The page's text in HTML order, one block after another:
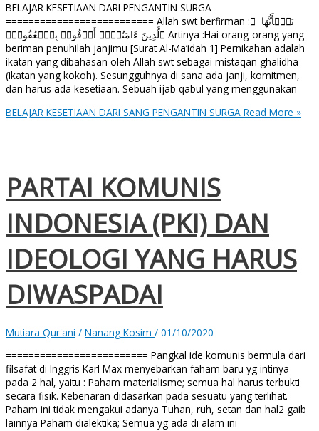
BELAJAR KESETIAAN DARI PENGANTIN SURGA
========================== Allah swt berfirman : ِ یَـٰۤأَیُّهَا
ٱلَّذِینَ ءَامَنُوۤا۟ أَوۡفُوا۟ بِٱلۡعُقُودِۚ Artinya :Hai orang-orang yang
beriman penuhilah janjimu [Surat Al-Ma’idah 1] Pernikahan adalah
ikatan yang dibahasan oleh Allah swt sebagai mistaqan ghalidha
(ikatan yang kokoh). Sesungguhnya di sana ada janji, komitmen,
dan harus ada kesetiaan. Sebuah ijab qabul yang menggunakan
BELAJAR KESETIAAN DARI SANG PENGANTIN SURGA Read More »
PARTAI KOMUNIS
INDONESIA (PKI) DAN
IDEOLOGI YANG HARUS
DIWASPADAI
Mutiara Qur'ani / Nanang Kosim / 01/10/2020
========================= Pangkal ide komunis bermula dari
filsafat di Inggris Karl Max menyebarkan faham baru yg intinya
pada 2 hal, yaitu : Paham materialisme; semua hal harus terbukti
secara fisik. Kebenaran didasarkan pada sesuatu yang terlihat.
Paham ini tidak mengakui adanya Tuhan, ruh, setan dan hal2 gaib
lainnya Paham dialektika; Semua yg ada di alam ini